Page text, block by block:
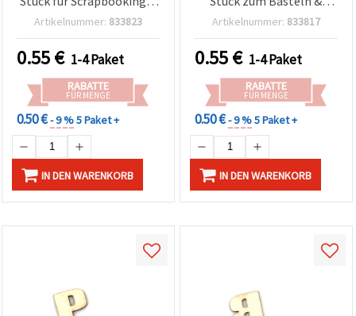
Basteln
Artikelnummer: 833823
0.55€ 1-4 Paket
RABATTE
FÜR MENGE
0.50 €- 9 %5 Paket +
IN DEN WARENKORB
Scrapbooking
Artikelnummer: 833817
0.55€ 1-4 Paket
RABATTE
FÜR MENGE
0.50 €- 9 %5 Paket +
IN DEN WARENKORB